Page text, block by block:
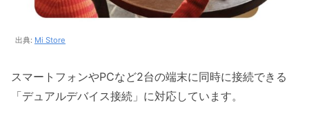
出典: Mi Store
スマートフォンやPCなど2台の端末に同時に接続できる
「デュアルデバイス接続」に対応しています。